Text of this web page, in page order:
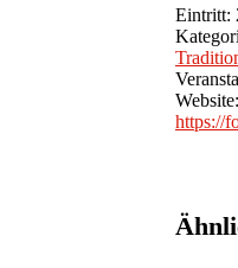
Eintritt:
Website:
https://